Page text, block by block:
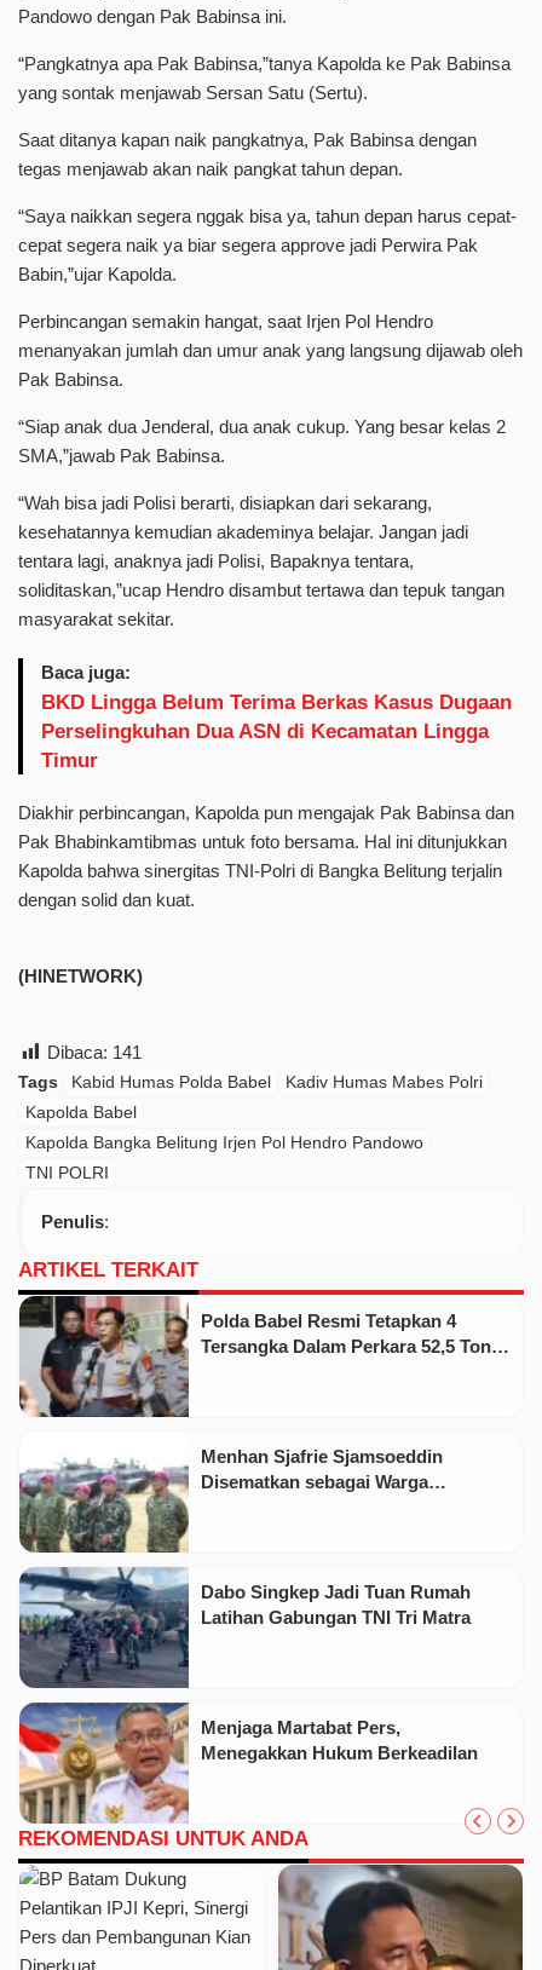
Pandowo dengan Pak Babinsa ini.
“Pangkatnya apa Pak Babinsa,”tanya Kapolda ke Pak Babinsa
yang sontak menjawab Sersan Satu (Sertu).
Saat ditanya kapan naik pangkatnya, Pak Babinsa dengan
tegas menjawab akan naik pangkat tahun depan.
“Saya naikkan segera nggak bisa ya, tahun depan harus cepat-
cepat segera naik ya biar segera approve jadi Perwira Pak
Babin,”ujar Kapolda.
Perbincangan semakin hangat, saat Irjen Pol Hendro
menanyakan jumlah dan umur anak yang langsung dijawab oleh
Pak Babinsa.
“Siap anak dua Jenderal, dua anak cukup. Yang besar kelas 2
SMA,”jawab Pak Babinsa.
“Wah bisa jadi Polisi berarti, disiapkan dari sekarang,
kesehatannya kemudian akademinya belajar. Jangan jadi
tentara lagi, anaknya jadi Polisi, Bapaknya tentara,
soliditaskan,”ucap Hendro disambut tertawa dan tepuk tangan
masyarakat sekitar.
Baca juga:
BKD Lingga Belum Terima Berkas Kasus Dugaan
Perselingkuhan Dua ASN di Kecamatan Lingga
Timur
Diakhir perbincangan, Kapolda pun mengajak Pak Babinsa dan
Pak Bhabinkamtibmas untuk foto bersama. Hal ini ditunjukkan
Kapolda bahwa sinergitas TNI-Polri di Bangka Belitung terjalin
dengan solid dan kuat.
(HINETWORK)
Dibaca: 141
Tags Kabid Humas Polda Babel
Kadiv Humas Mabes Polri
Kapolda Babel
Kapolda Bangka Belitung Irjen Pol Hendro Pandowo
TNI POLRI
Penulis:
ARTIKEL TERKAIT
Polda Babel Resmi Tetapkan 4
Tersangka Dalam Perkara 52,5 Ton
Menhan Sjafrie Sjamsoeddin
Disematkan sebagai Warga
Dabo Singkep Jadi Tuan Rumah
Latihan Gabungan TNI Tri Matra
Menjaga Martabat Pers,
Menegakkan Hukum Berkeadilan
REKOMENDASI UNTUK ANDA